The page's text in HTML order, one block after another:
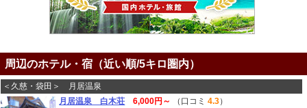
周辺のホテル・宿（近い順/5キロ圏内）
＜久慈・袋田＞ 月居温泉
月居温泉 白木荘
6,000円～ （口コミ4.3）